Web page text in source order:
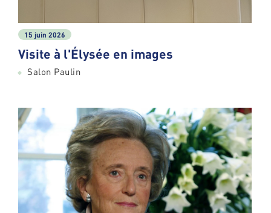
15 juin 2026
Visite à l'Élysée en images
Salon Paulin